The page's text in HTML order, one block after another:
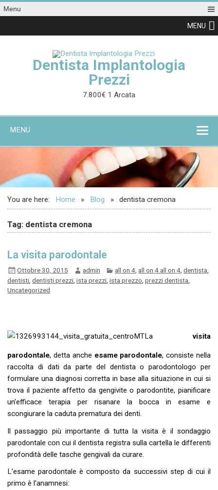
Menu
MENU
Dentista Implantologia
Prezzi
7.800€ 1 Arcata
MENU
You are here: Home Blog dentista cremona
Tag: dentista cremona
La visita parodontale
Ottobre 30, 2015 admin all on 4, all on 4 all on 4, dentista
dentisti ,dentisti prezzi ,ista prezzi ,ista prezzo ,prezzi dentista
Uncategorized
Lavisita
parodontale, detta anche esame parodontale, consiste nella
raccolta di dati da parte del dentista o parodontologo per
formulare una diagnosi corretta in base alla situazione in cui si
trova il paziente affetto da gengivite o parodontite, pianificare
un’efficace terapia per risanare la bocca in esame e
scongiurare la caduta prematura dei denti.
Il passaggio più importante di tutta la visita è il sondaggio
parodontale con cui il dentista registra sulla cartella le differenti
profondità delle tasche gengivali da curare.
L’esame parodontale è composto da successivi step di cui il
primo è l’anamnesi: